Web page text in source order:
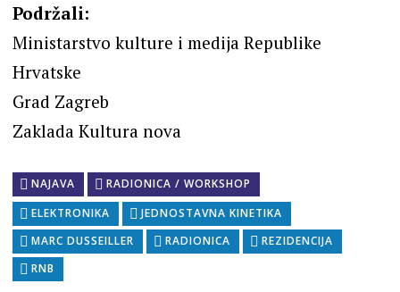
Podržali:
Ministarstvo kulture i medija Republike
Hrvatske
Grad Zagreb
Zaklada Kultura nova
NAJAVA
RADIONICA / WORKSHOP
ELEKTRONIKA
JEDNOSTAVNA KINETIKA
MARC DUSSEILLER
RADIONICA
REZIDENCIJA
RNB